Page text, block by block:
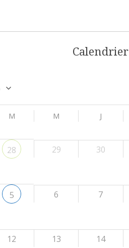
Calendrier
M M J
28 29 30
5 6 7
12 13 14